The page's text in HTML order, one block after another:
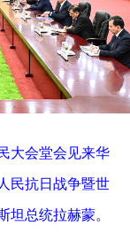
大会堂会见来华
民抗日战争暨世
坦总统拉赫蒙。